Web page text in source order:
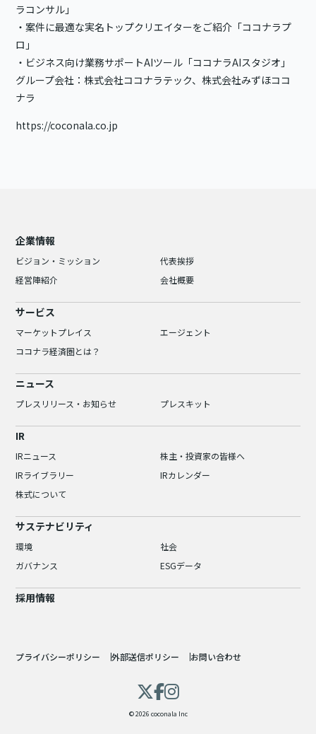
ラコンサル」
・案件に最適な実名トップクリエイターをご紹介「ココナラプ
ロ」
・ビジネス向け業務サポートAIツール「ココナラAIスタジオ」
グループ会社：株式会社ココナラテック、株式会社みずほココ
ナラ
https://coconala.co.jp
企業情報
ビジョン・ミッション
代表挨拶
経営陣紹介
会社概要
サービス
マーケットプレイス
エージェント
ココナラ経済圏とは？
ニュース
プレスリリース・お知らせ プレスキット
IR
IRニュース
株主・投資家の皆様へ
IRライブラリー
IRカレンダー
株式について
サステナビリティ
環境
社会
ガバナンス
ESGデータ
採用情報
プライバシーポリシー 外部送信ポリシー お問い合わせ
© 2026 coconala Inc